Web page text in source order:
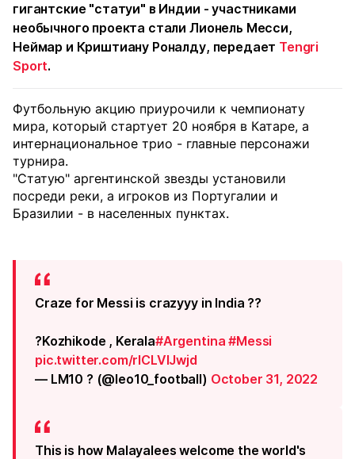
гигантские "статуи" в Индии - участниками
необычного проекта стали Лионель Месси,
Неймар и Криштиану Роналду, передает Tengri
Sport.
Футбольную акцию приурочили к чемпионату
мира, который стартует 20 ноября в Катаре, а
интернациональное трио - главные персонажи
турнира.
"Статую" аргентинской звезды установили
посреди реки, а игроков из Португалии и
Бразилии - в населенных пунктах.
Craze for Messi is crazyyy in India ??
?Kozhikode , Kerala#Argentina #Messi
pic.twitter.com/rlCLVIJwjd
— LM10 ? (@leo10_football) October 31, 2022
This is how Malayalees welcome the world's